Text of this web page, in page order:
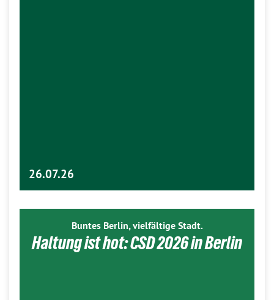
26.07.26
Buntes Berlin, vielfältige Stadt.
Haltung ist hot: CSD 2026 in Berlin